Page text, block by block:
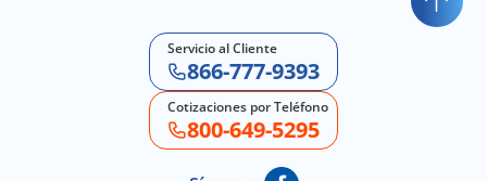
Servicio al Cliente
866-777-9393
Cotizaciones por Teléfono
800-649-5295